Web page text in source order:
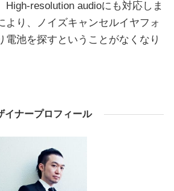
High-resolution audioにも対応しま
より、ノイズキャンセルイヤフォ
電池を探すということがなくなり
イナープロフィール